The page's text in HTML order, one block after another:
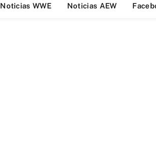
Noticias WWE Noticias AEW